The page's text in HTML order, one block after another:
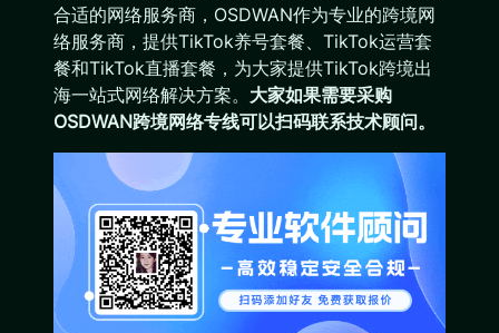
合适的网络服务商，OSDWAN作为专业的跨境网
络服务商，提供TikTok养号套餐、TikTok运营套
餐和TikTok直播套餐，为大家提供TikTok跨境出
海一站式网络解决方案。 大家如果需要采购
OSDWAN跨境网络专线可以扫码联系技术顾问。